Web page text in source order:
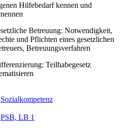
Hilfebedarf kennen und
Betreuung: Notwendigkeit,
und Pflichten eines gesetzlichen
Betreuungsverfahren
Teilhabegesetz
Sozialkompetenz
PSB, LB 1